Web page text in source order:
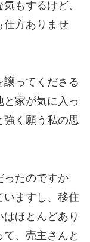
もするけど、
仕方ありませ
ってくださる
家が気に入っ
強く願う私の思
ったのですか
いますし、移住
ほとんどあり
、売主さんと